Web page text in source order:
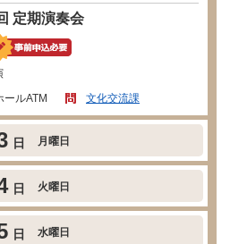
定期演奏会
ルATM
文化交流課
日 月曜日
日 火曜日
日 水曜日